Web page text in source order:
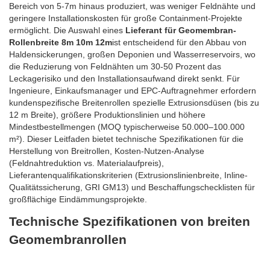
Bereich von 5-7m hinaus produziert, was weniger Feldnähte und
geringere Installationskosten für große Containment-Projekte
ermöglicht. Die Auswahl eines Lieferant für Geomembran-
Rollenbreite 8m 10m 12mist entscheidend für den Abbau von
Haldensickerungen, großen Deponien und Wasserreservoirs, wo
die Reduzierung von Feldnähten um 30-50 Prozent das
Leckagerisiko und den Installationsaufwand direkt senkt. Für
Ingenieure, Einkaufsmanager und EPC-Auftragnehmer erfordern
kundenspezifische Breitenrollen spezielle Extrusionsdüsen (bis zu
12 m Breite), größere Produktionslinien und höhere
Mindestbestellmengen (MOQ typischerweise 50.000–100.000
m²). Dieser Leitfaden bietet technische Spezifikationen für die
Herstellung von Breitrollen, Kosten-Nutzen-Analyse
(Feldnahtreduktion vs. Materialaufpreis),
Lieferantenqualifikationskriterien (Extrusionslinienbreite, Inline-
Qualitätssicherung, GRI GM13) und Beschaffungschecklisten für
großflächige Eindämmungsprojekte.
Technische Spezifikationen von breiten
Geomembranrollen